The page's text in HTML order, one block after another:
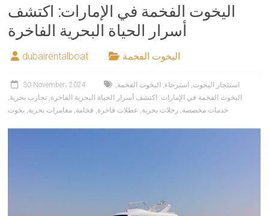
اليخوت الفخمة في الإمارات: اكتشف
أسرار الحياة البحرية الفاخرة
dubairentalboat اليخوت الفخمة
30 November، 2024 استئجار اليخوت, استرخاء, اليخوت الفخمة,
اليخوت الفخمة في الإمارات: اكتشف أسرار الحياة البحرية الفاخرة, تجارب بحرية,
خدمات مخصصة, رحلات بحرية, عطلات فاخرة, فخامة, مغامرات بحرية, يخوت